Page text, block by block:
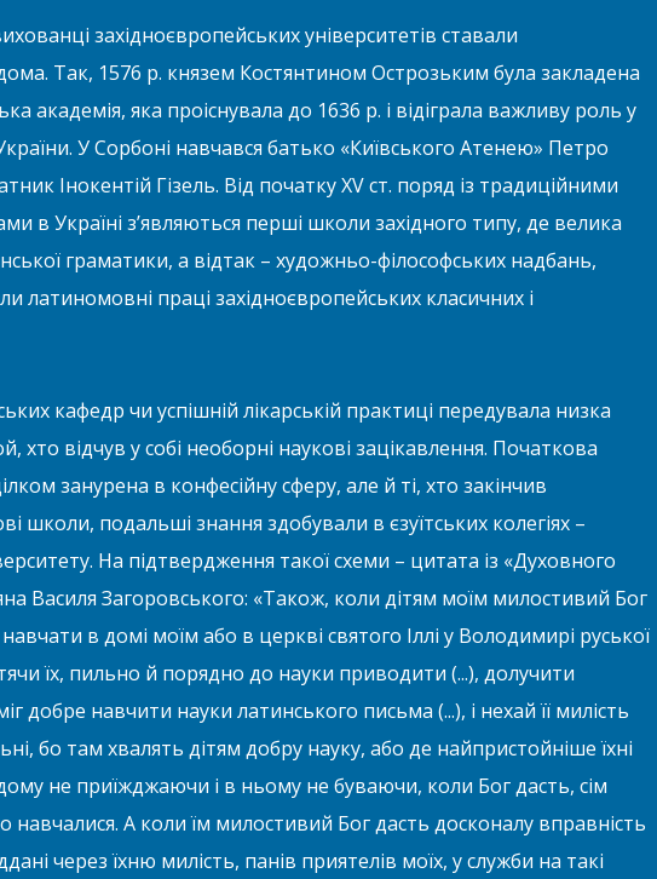
західноєвропейських університетів ставали
Так, 1576 р. князем Костянтином Острозьким була закладена
академія, яка проіснувала до 1636 р. і відіграла важливу роль у
У Сорбоні навчався батько «Київського Атенею» Петро
Інокентій Гізель. Від початку XV ст. поряд із традиційними
в Україні з’являються перші школи західного типу, де велика
граматики, а відтак – художньо-філософських надбань,
латиномовні праці західноєвропейських класичних і
кафедр чи успішній лікарській практиці передувала низка
хто відчув у собі необорні наукові зацікавлення. Початкова
занурена в конфесійну сферу, але й ті, хто закінчив
школи, подальші знання здобували в єзуїтських колегіях –
На підтвердження такої схеми – цитата із «Духовного
Василя Загоровського: «Також, коли дітям моїм милостивий Бог
в домі моїм або в церкві святого Іллі у Володимирі руської
їх, пильно й порядно до науки приводити (...), долучити
добре навчити науки латинського письма (...), і нехай її милість
бо там хвалять дітям добру науку, або де найпристойніше їхні
не приїжджаючи і в ньому не буваючи, коли Бог дасть, сім
навчалися. А коли їм милостивий Бог дасть досконалу вправність
через їхню милість, панів приятелів моїх, у служби на такі